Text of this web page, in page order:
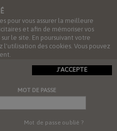
pour vous assurer la meilleure
et afin de mémoriser vos
le site. En poursuivant votre
l'utilisation des cookies. Vous pouvez
J'ACCEPTE
MOT DE PASSE
Mot de passe oublié ?